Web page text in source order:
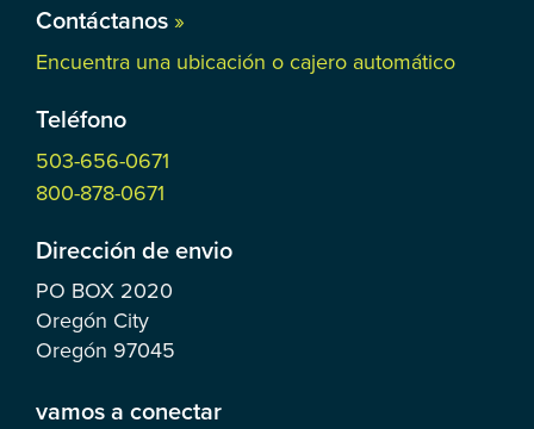
Contáctanos »
Encuentra una ubicación o cajero automático
Teléfono
503-656-0671
800-878-0671
Dirección de envio
PO BOX 2020
Oregón City
Oregón 97045
vamos a conectar